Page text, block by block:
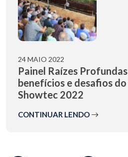
24 MAIO 2022
Painel Raízes
benefícios e desafios
Showtec 2022
CONTINUAR LENDO